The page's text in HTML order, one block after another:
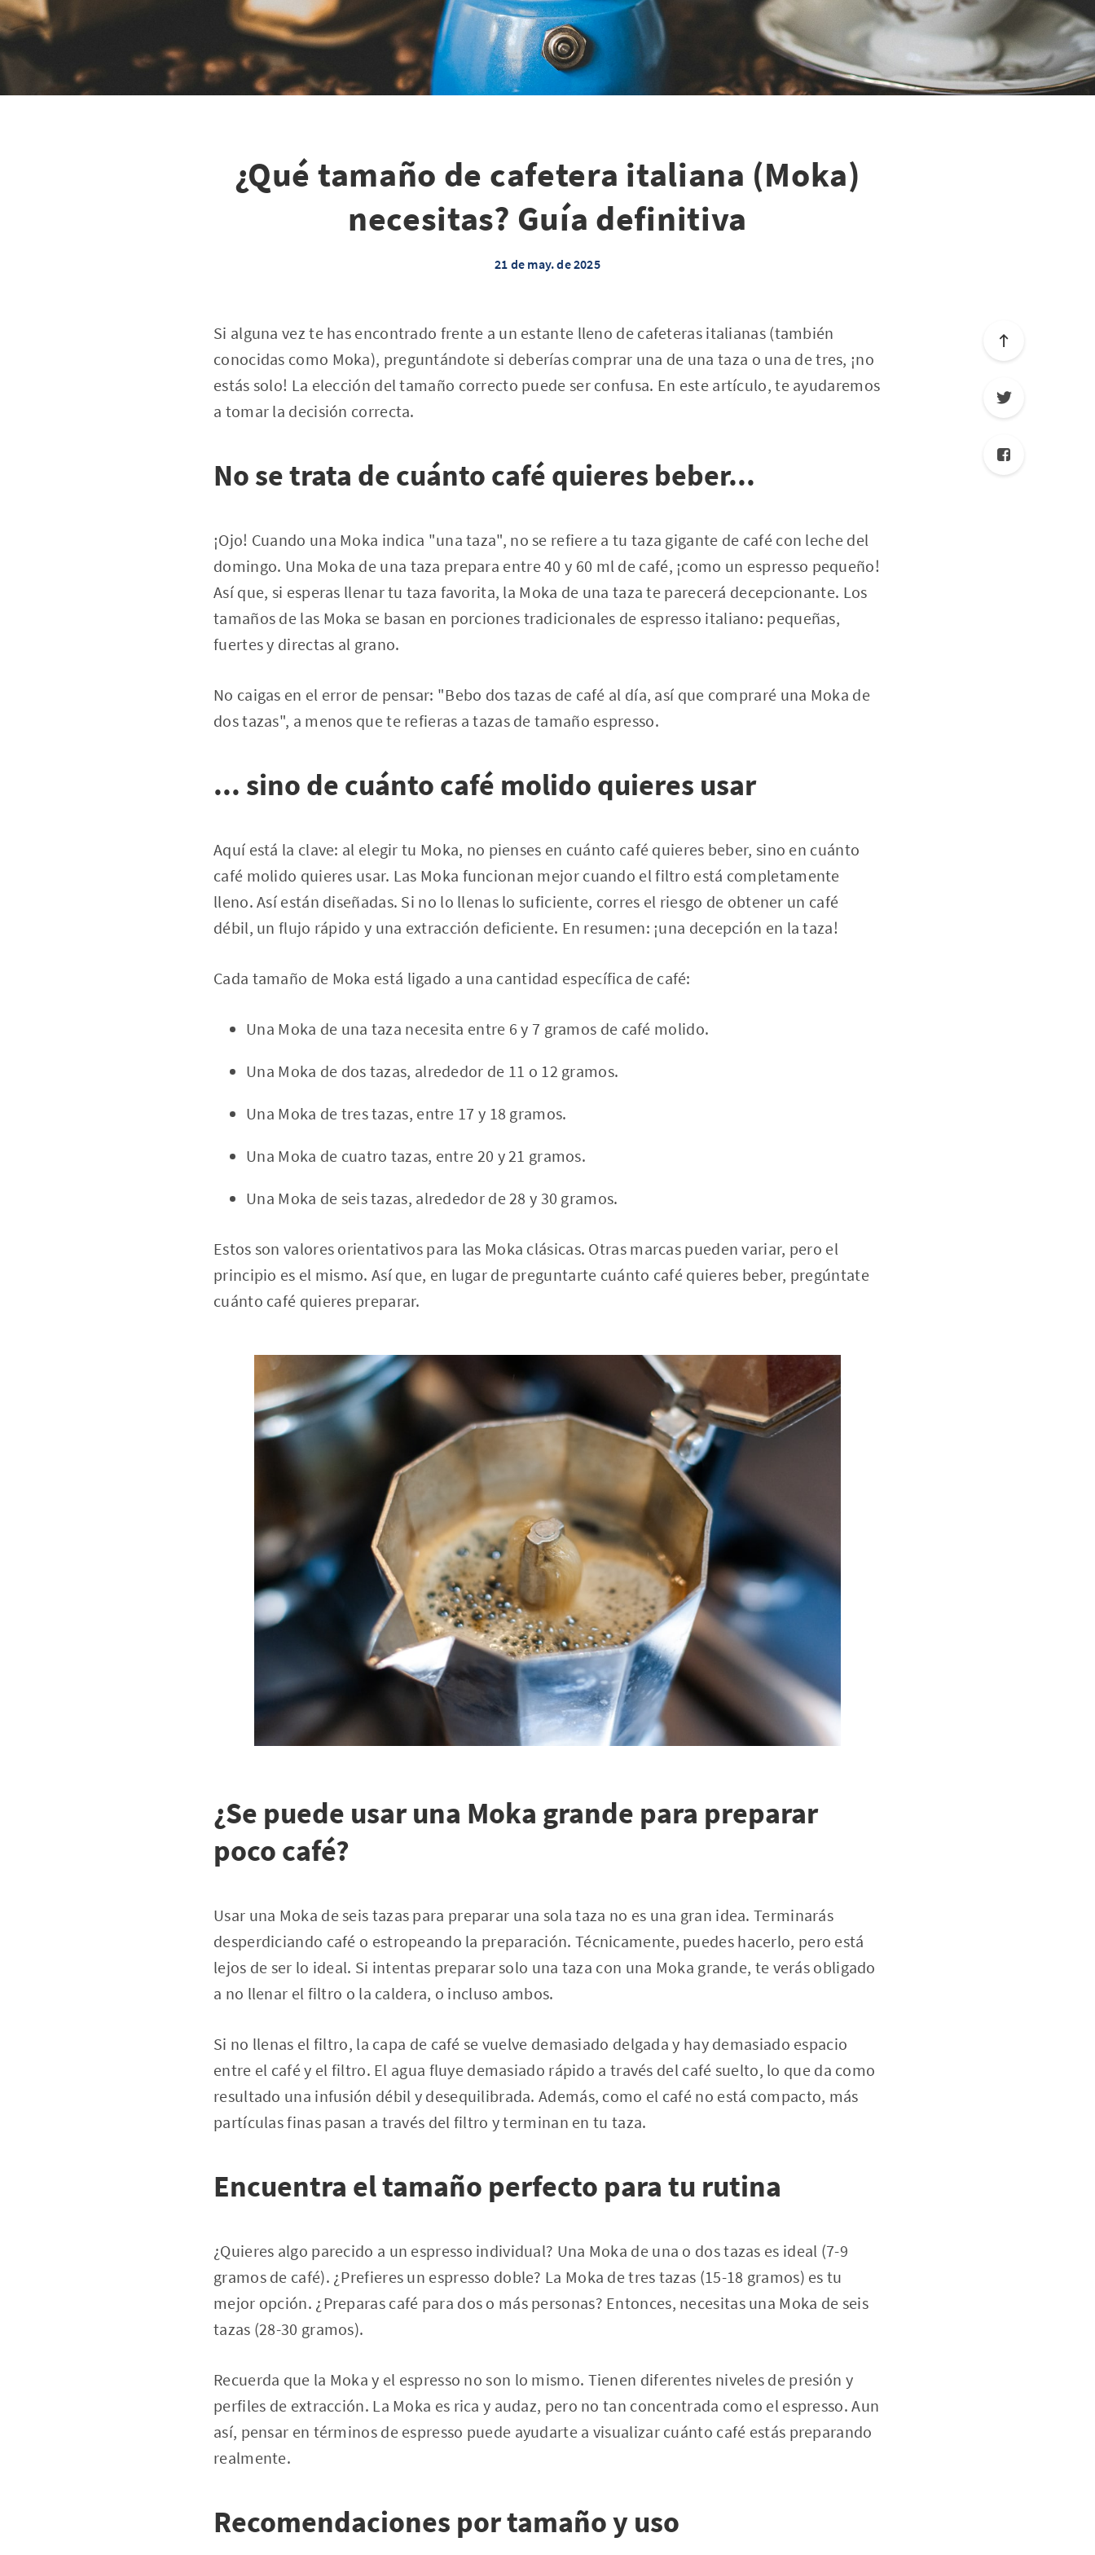
¿Qué tamaño de cafetera italiana (Moka)
necesitas? Guía definitiva
21 de may. de 2025
Si alguna vez te has encontrado frente a un estante lleno de cafeteras italianas (también
conocidas como Moka), preguntándote si deberías comprar una de una taza o una de tres, ¡no
estás solo! La elección del tamaño correcto puede ser confusa. En este artículo, te ayudaremos
a tomar la decisión correcta.
No se trata de cuánto café quieres beber...
¡Ojo! Cuando una Moka indica "una taza", no se refiere a tu taza gigante de café con leche del
domingo. Una Moka de una taza prepara entre 40 y 60 ml de café, ¡como un espresso pequeño!
Así que, si esperas llenar tu taza favorita, la Moka de una taza te parecerá decepcionante. Los
tamaños de las Moka se basan en porciones tradicionales de espresso italiano: pequeñas,
fuertes y directas al grano.
No caigas en el error de pensar: "Bebo dos tazas de café al día, así que compraré una Moka de
dos tazas", a menos que te refieras a tazas de tamaño espresso.
... sino de cuánto café molido quieres usar
Aquí está la clave: al elegir tu Moka, no pienses en cuánto café quieres beber, sino en cuánto
café molido quieres usar. Las Moka funcionan mejor cuando el filtro está completamente
lleno. Así están diseñadas. Si no lo llenas lo suficiente, corres el riesgo de obtener un café
débil, un flujo rápido y una extracción deficiente. En resumen: ¡una decepción en la taza!
Cada tamaño de Moka está ligado a una cantidad específica de café:
Una Moka de una taza necesita entre 6 y 7 gramos de café molido.
Una Moka de dos tazas, alrededor de 11 o 12 gramos.
Una Moka de tres tazas, entre 17 y 18 gramos.
Una Moka de cuatro tazas, entre 20 y 21 gramos.
Una Moka de seis tazas, alrededor de 28 y 30 gramos.
Estos son valores orientativos para las Moka clásicas. Otras marcas pueden variar, pero el
principio es el mismo. Así que, en lugar de preguntarte cuánto café quieres beber, pregúntate
cuánto café quieres preparar.
¿Se puede usar una Moka grande para preparar
poco café?
Usar una Moka de seis tazas para preparar una sola taza no es una gran idea. Terminarás
desperdiciando café o estropeando la preparación. Técnicamente, puedes hacerlo, pero está
lejos de ser lo ideal. Si intentas preparar solo una taza con una Moka grande, te verás obligado
a no llenar el filtro o la caldera, o incluso ambos.
Si no llenas el filtro, la capa de café se vuelve demasiado delgada y hay demasiado espacio
entre el café y el filtro. El agua fluye demasiado rápido a través del café suelto, lo que da como
resultado una infusión débil y desequilibrada. Además, como el café no está compacto, más
partículas finas pasan a través del filtro y terminan en tu taza.
Encuentra el tamaño perfecto para tu rutina
¿Quieres algo parecido a un espresso individual? Una Moka de una o dos tazas es ideal (7-9
gramos de café). ¿Prefieres un espresso doble? La Moka de tres tazas (15-18 gramos) es tu
mejor opción. ¿Preparas café para dos o más personas? Entonces, necesitas una Moka de seis
tazas (28-30 gramos).
Recuerda que la Moka y el espresso no son lo mismo. Tienen diferentes niveles de presión y
perfiles de extracción. La Moka es rica y audaz, pero no tan concentrada como el espresso. Aun
así, pensar en términos de espresso puede ayudarte a visualizar cuánto café estás preparando
realmente.
Recomendaciones por tamaño y uso